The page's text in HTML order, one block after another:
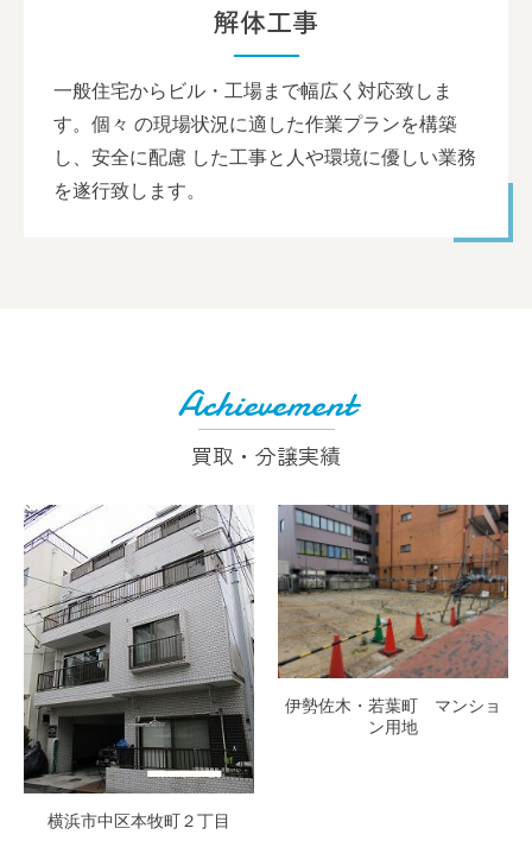
解体工事
一般住宅からビル・工場まで幅広く対応致しま
す。個々 の現場状況に適した作業プランを構築
し、安全に配慮 した工事と人や環境に優しい業務
を遂行致します。
Achievement
買取・分譲実績
横浜市中区本牧町２丁目
伊勢佐木・若葉町 マンショ
ン用地